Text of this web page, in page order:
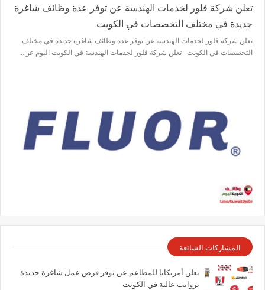
تعلن شركة فلور لخدمات الهندسة عن توفر عدة وظائف شاغرة
جديدة في مختلف التخصصات في الكويت
تعلن شركة فلور لخدمات الهندسة عن توفر عدة وظائف شاغرة جديدة في مختلف
التخصصات في الكويت تعلن شركة فلور لخدمات الهندسة في الكويت اليوم عن…
المشاركات الشائعة
تعلن أمريكانا للمطاعم عن توفر فرص عمل شاغرة جديدة
برواتب عالية في الكويت